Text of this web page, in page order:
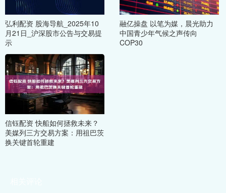
弘利配资 股海导航_2025年10
月21日_沪深股市公告与交易提
示
融亿操盘 以笔为媒，晨光助力
中国青少年气候之声传向
COP30
信钰配资 快船如何拯救未来？
美媒列三方交易方案：用祖巴茨
换关键首轮重建